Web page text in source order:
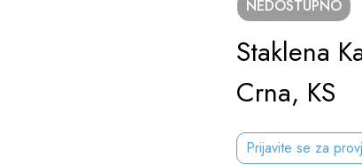
NEDOSTUPNO
Staklena
Crna, KS
Prijavite se za